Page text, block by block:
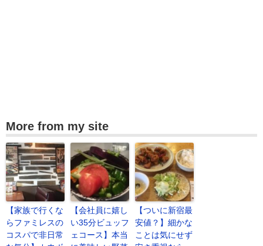
More from my site
【家族で行くな
らファミレスの
コスパで非日常
【会社員に嬉し
い35分ビュッフ
ェコース】本当
【ついに新宿最
安値？】細かな
ことは気にせず